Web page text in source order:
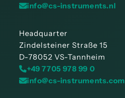
info@cs-instruments.nl
Headquarter
Zindelsteiner Straße 15
D-78052 VS-Tannheim
+49 7705 978 99 0
info@cs-instruments.com